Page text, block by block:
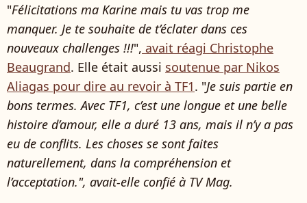
"Félicitations ma Karine mais tu vas trop me
manquer. Je te souhaite de t’éclater dans ces
nouveaux challenges !!!", avait réagi Christophe
Beaugrand. Elle était aussi soutenue par Nikos
Aliagas pour dire au revoir à TF1. "Je suis partie en
bons termes. Avec TF1, c’est une longue et une belle
histoire d’amour, elle a duré 13 ans, mais il n’y a pas
eu de conflits. Les choses se sont faites
naturellement, dans la compréhension et
l’acceptation.", avait-elle confié à TV Mag.